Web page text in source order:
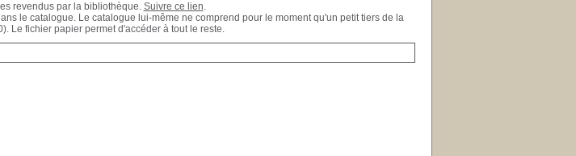
revendus par la bibliothèque. Suivre ce lien.
le catalogue. Le catalogue lui-même ne comprend pour le moment qu'un petit tiers de la
Le fichier papier permet d'accéder à tout le reste.